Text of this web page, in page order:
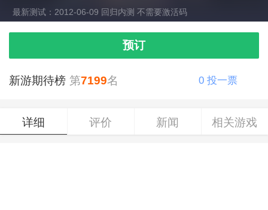
最新测试：2012-06-09 回归内测 不需要激活码
预订
新游期待榜 第7199名 0 投一票
详细 评价 新闻 相关游戏